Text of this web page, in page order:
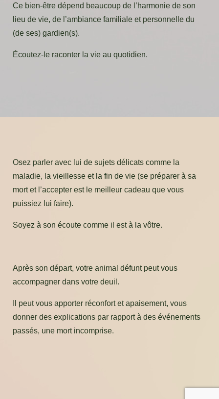
Ce bien-être dépend beaucoup de l’harmonie de son
lieu de vie, de l’ambiance familiale et personnelle du
(de ses) gardien(s).
Écoutez-le raconter la vie au quotidien.
Osez parler avec lui de sujets délicats comme la
maladie, la vieillesse et la fin de vie (se préparer à sa
mort et l’accepter est le meilleur cadeau que vous
puissiez lui faire).
Soyez à son écoute comme il est à la vôtre.
Après son départ, votre animal défunt peut vous
accompagner dans votre deuil.
Il peut vous apporter réconfort et apaisement, vous
donner des explications par rapport à des événements
passés, une mort incomprise.